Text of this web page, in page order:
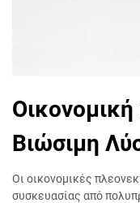
Βιώσιμη
Οι οικονομικές
συσκευασίας από